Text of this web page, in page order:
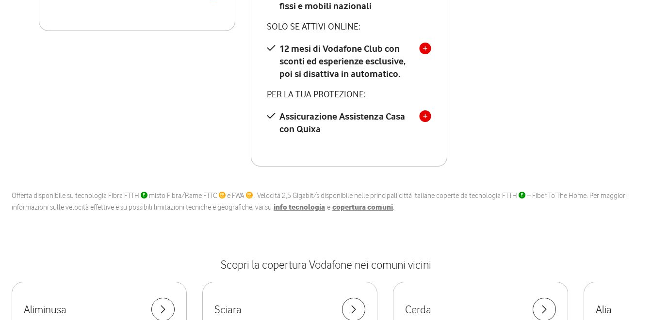
fissi e mobili nazionali
SOLO SE ATTIVI ONLINE:
12 mesi di Vodafone Club con
sconti ed esperienze esclusive,
poi si disattiva in automatico.
PER LA TUA PROTEZIONE:
Assicurazione Assistenza Casa
con Quixa
Offerta disponibile su tecnologia Fibra FTTH misto Fibra/Rame FTTC e FWA . Velocità 2,5 Gigabit/s disponibile nelle principali città italiane coperte da tecnologia FTTH
– Fiber To The Home. Per maggiori
informazioni sulle velocità effettive e su possibili limitazioni tecniche e geografiche, vai su info tecnologia e copertura comuni.
Scopri la copertura Vodafone nei comuni vicini
Aliminusa Sciara Cerda Alia